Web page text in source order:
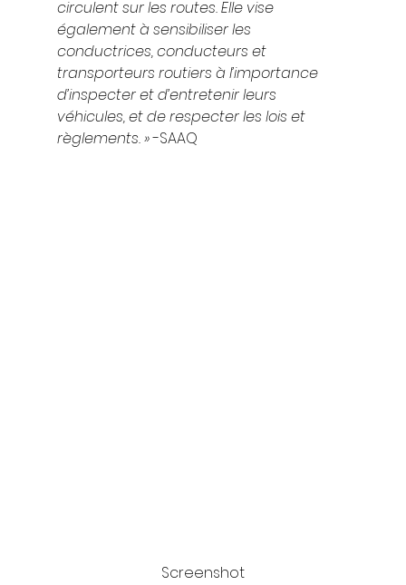
circulent sur les routes. Elle vise
également à sensibiliser les
conductrices, conducteurs et
transporteurs routiers à l’importance
d’inspecter et d’entretenir leurs
véhicules, et de respecter les lois et
règlements. » -SAAQ
Screenshot